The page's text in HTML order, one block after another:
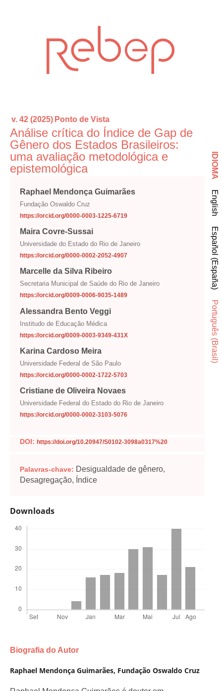
v. 42 (2025) Ponto de Vista
Análise crítica do Índice de Gap de
Gênero dos Estados Brasileiros:
uma avaliação metodológica e
epistemológica
Raphael Mendonça Guimarães
Fundação Oswaldo Cruz
https://orcid.org/0000-0003-1225-6719
Maira Covre-Sussai
Universidade do Estado do Rio de Janeiro
https://orcid.org/0000-0002-2052-4907
Marcelle da Silva Ribeiro
Secretaria Municipal de Saúde do Rio de Janeiro
https://orcid.org/0009-0006-9035-1489
Alessandra Bento Veggi
Institudo de Educação Médica
https://orcid.org/0009-0003-9349-431X
Karina Cardoso Meira
Universidade Federal de São Paulo
https://orcid.org/0000-0002-1722-5703
Cristiane de Oliveira Novaes
Universidade Federal do Estado do Rio de Janeiro
https://orcid.org/0000-0002-3103-5076
DOI: https://doi.org/10.20947/S0102-3098a0317%20
Palavras-chave: Desigualdade de gênero,
Desagregação, Índice
Downloads
Biografia do Autor
Raphael Mendonça Guimarães, Fundação Oswaldo Cruz
IDIOMA
English
Español (España)
Português (Brasil)